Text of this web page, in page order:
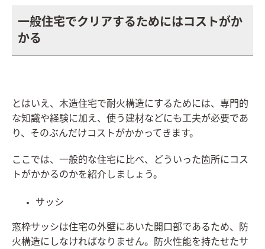
一般住宅でクリアするためにはコストがか
かる
とはいえ、木造住宅で耐火構造にするためには、専門的
な知識や経験に加え、使う建材などにも工夫が必要であ
り、そのぶんだけコストがかかってきます。
ここでは、一般的な住宅に比べ、どういった箇所にコス
トがかかるのかを紹介しましょう。
サッシ
窓枠サッシは住宅の外壁にあいた開口部であるため、防
火構造にしなければなりません。防火性能を持たせたサ